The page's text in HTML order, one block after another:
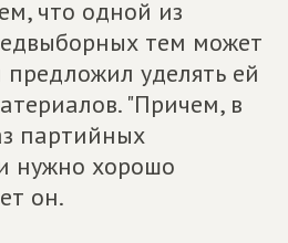
что одной из
тем может
уделять ей
"Причем, в
партийных
нужно хорошо
он.